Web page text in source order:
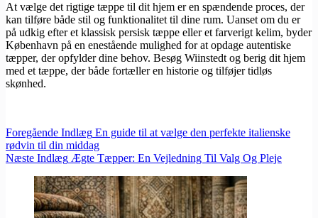
At vælge det rigtige tæppe til dit hjem er en spændende proces, der
kan tilføre både stil og funktionalitet til dine rum. Uanset om du er
på udkig efter et klassisk persisk tæppe eller et farverigt kelim, byder
København på en enestående mulighed for at opdage autentiske
tæpper, der opfylder dine behov. Besøg Wiinstedt og berig dit hjem
med et tæppe, der både fortæller en historie og tilføjer tidløs
skønhed.
Foregående Indlæg En guide til at vælge den perfekte italienske
rødvin til din middag
Næste Indlæg Ægte Tæpper: En Vejledning Til Valg Og Pleje